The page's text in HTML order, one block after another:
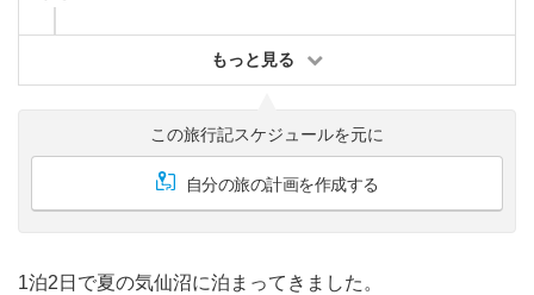
もっと見る
この旅行記スケジュールを元に
自分の旅の計画を作成する
1泊2日で夏の気仙沼に泊まってきました。